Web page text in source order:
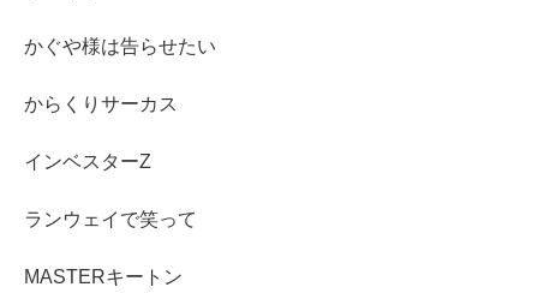
かぐや様は告らせたい
からくりサーカス
インベスターZ
ランウェイで笑って
MASTERキートン